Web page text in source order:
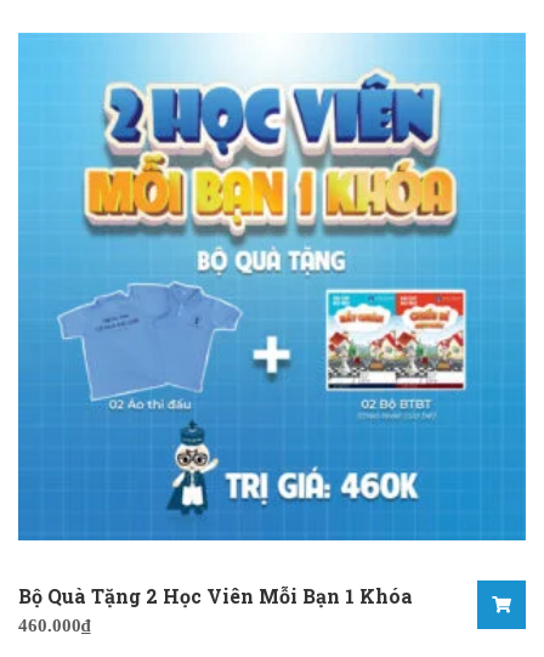
Bộ Quà Tặng 2 Học Viên Mỗi Bạn 1 Khóa
460.000₫